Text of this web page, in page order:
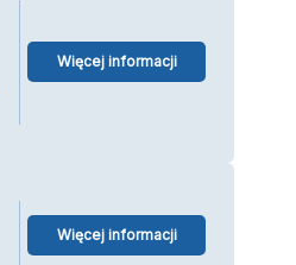
Więcej informacji
Więcej informacji